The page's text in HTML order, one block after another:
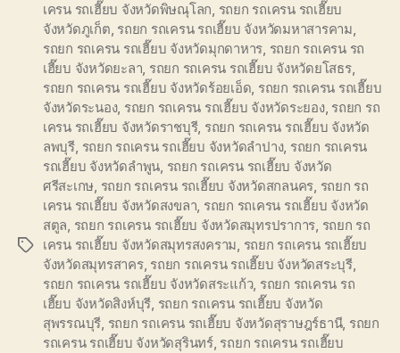
Tags
เครน รถเฮี๊ยบ จังหวัดพิษณุโลก, รถยก รถเครน รถเฮี๊ยบ
จังหวัดภูเก็ต, รถยก รถเครน รถเฮี๊ยบ จังหวัดมหาสารคาม,
รถยก รถเครน รถเฮี๊ยบ จังหวัดมุกดาหาร, รถยก รถเครน รถ
เฮี๊ยบ จังหวัดยะลา, รถยก รถเครน รถเฮี๊ยบ จังหวัดยโสธร,
รถยก รถเครน รถเฮี๊ยบ จังหวัดร้อยเอ็ด, รถยก รถเครน รถเฮี๊ยบ
จังหวัดระนอง, รถยก รถเครน รถเฮี๊ยบ จังหวัดระยอง, รถยก รถ
เครน รถเฮี๊ยบ จังหวัดราชบุรี, รถยก รถเครน รถเฮี๊ยบ จังหวัด
ลพบุรี, รถยก รถเครน รถเฮี๊ยบ จังหวัดลำปาง, รถยก รถเครน
รถเฮี๊ยบ จังหวัดลำพูน, รถยก รถเครน รถเฮี๊ยบ จังหวัด
ศรีสะเกษ, รถยก รถเครน รถเฮี๊ยบ จังหวัดสกลนคร, รถยก รถ
เครน รถเฮี๊ยบ จังหวัดสงขลา, รถยก รถเครน รถเฮี๊ยบ จังหวัด
สตูล, รถยก รถเครน รถเฮี๊ยบ จังหวัดสมุทรปราการ, รถยก รถ
เครน รถเฮี๊ยบ จังหวัดสมุทรสงคราม, รถยก รถเครน รถเฮี๊ยบ
จังหวัดสมุทรสาคร, รถยก รถเครน รถเฮี๊ยบ จังหวัดสระบุรี,
รถยก รถเครน รถเฮี๊ยบ จังหวัดสระแก้ว, รถยก รถเครน รถ
เฮี๊ยบ จังหวัดสิงห์บุรี, รถยก รถเครน รถเฮี๊ยบ จังหวัด
สุพรรณบุรี, รถยก รถเครน รถเฮี๊ยบ จังหวัดสุราษฎร์ธานี, รถยก
รถเครน รถเฮี๊ยบ จังหวัดสุรินทร์, รถยก รถเครน รถเฮี๊ยบ